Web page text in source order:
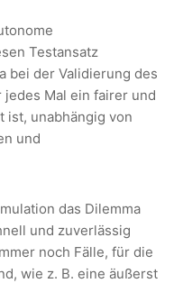
Testansatz
bei der Validierung des
Mal ein fairer und
ist, unabhängig von
und
das Dilemma
und zuverlässig
noch Fälle, für die
wie z. B. eine äußerst